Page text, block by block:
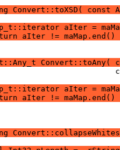
Convert::toXSD( const
aIter =
aIter !=
Convert::toAny(
aIter =
aIter !=